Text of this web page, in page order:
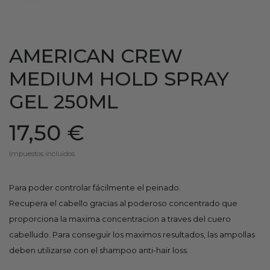
AMERICAN CREW
MEDIUM HOLD SPRAY
GEL 250ML
17,50 €
Impuestos incluidos
Para poder controlar fácilmente el peinado.
Recupera el cabello gracias al poderoso concentrado que
proporciona la maxima concentracion a traves del cuero
cabelludo. Para conseguir los maximos resultados, las ampollas
deben utilizarse con el shampoo anti-hair loss.